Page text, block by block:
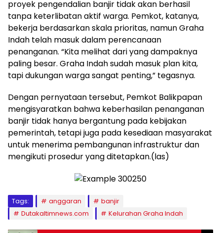
proyek pengendalian banjir tidak akan berhasil
tanpa keterlibatan aktif warga. Pemkot, katanya,
bekerja berdasarkan skala prioritas, namun Graha
Indah telah masuk dalam perencanaan
penanganan. “Kita melihat dari yang dampaknya
paling besar. Graha Indah sudah masuk plan kita,
tapi dukungan warga sangat penting,” tegasnya.
Dengan pernyataan tersebut, Pemkot Balikpapan
mengisyaratkan bahwa keberhasilan penanganan
banjir tidak hanya bergantung pada kebijakan
pemerintah, tetapi juga pada kesediaan masyarakat
untuk menerima pembangunan infrastruktur dan
mengikuti prosedur yang ditetapkan.(las)
Tags: anggaran
banjir
Dutakaltimnews.com
Kelurahan Graha Indah